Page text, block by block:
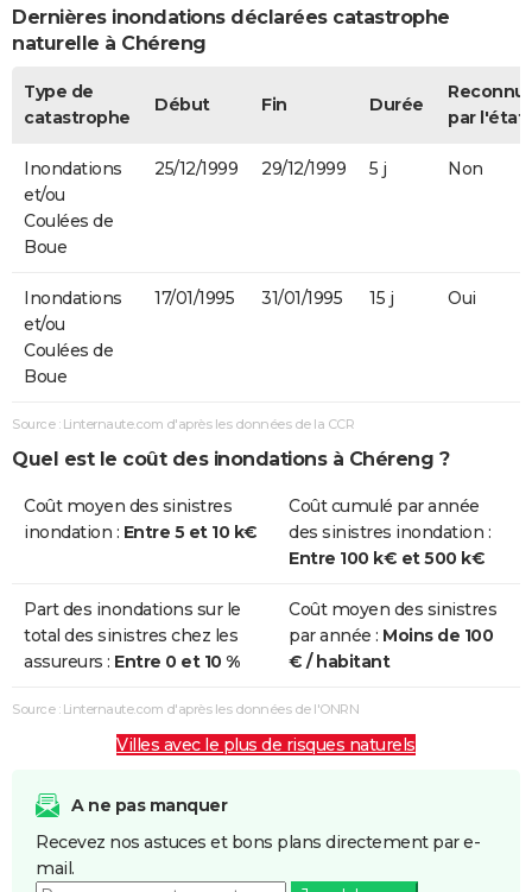
Dernières inondations déclarées catastrophe
naturelle à Chéreng
Type de
catastrophe
Début Fin Durée
par l'état
Inondations
et/ou
Coulées de
Boue
25/12/1999 29/12/1999 5 j Non
Inondations
et/ou
Coulées de
Boue
17/01/1995 31/01/1995 15 j Oui
Source : Linternaute.com d'après les données de la CCR
Quel est le coût des inondations à Chéreng ?
Coût moyen des sinistres
inondation : Entre 5 et 10 k€
Coût cumulé par année
des sinistres inondation :
Entre 100 k€ et 500 k€
Part des inondations sur le
total des sinistres chez les
assureurs : Entre 0 et 10 %
Coût moyen des sinistres
par année : Moins de 100
€ / habitant
Source : Linternaute.com d'après les données de l'ONRN
Villes avec le plus de risques naturels
A ne pas manquer
Recevez nos astuces et bons plans directement par e-
mail.